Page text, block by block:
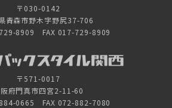
〒030-0142
青森市野木字野尻37-706
8909 FAX 017-729-8909
〒571-0017
府門真市四宮2-11-60
0665 FAX 072-882-7080